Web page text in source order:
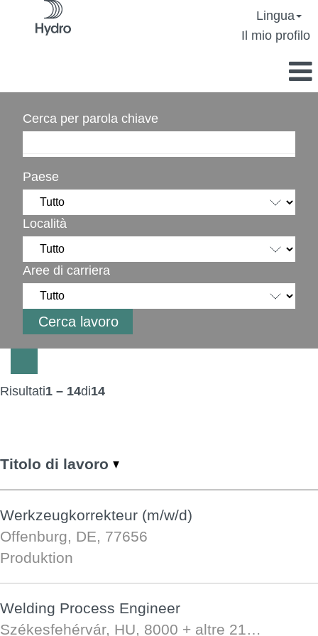
Lingua
Il mio profilo
Cerca per parola chiave
Paese
Località
Aree di carriera
Risultati1 – 14di14
Titolo di lavoro
Werkzeugkorrekteur (m/w/d)
Offenburg, DE, 77656
Produktion
Welding Process Engineer
Székesfehérvár, HU, 8000 + altre 21…